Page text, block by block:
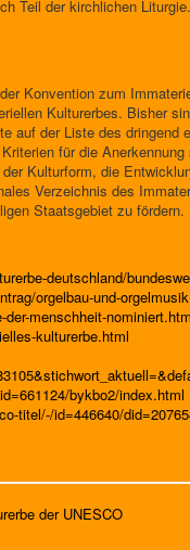
Teil der kirchlichen
Konvention zum
Kulturerbes. Bisher
auf der Liste des dringend
für die
Kulturform, die
Verzeichnis des
Staatsgebiet zu fördern.
deutschland/
orgelbau-und-
menschheit-
kulturerbe.html
bykbo2/index.html
titel/-/id=446640/
der UNESCO